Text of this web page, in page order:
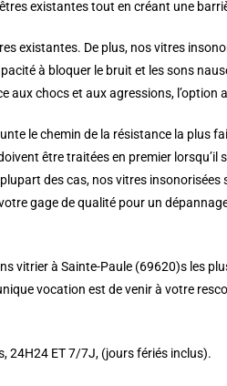
existantes tout en créant une
existantes. De plus, nos vitres
à bloquer le bruit et les sons
aux chocs et aux agressions, l’option
le chemin de la résistance la plus
être traitées en premier lorsqu’il
des cas, nos vitres
gage de qualité pour un
vitrier à Sainte-Paule (69620)s les
vocation est de venir à votre
24H24 ET 7/7J, (jours fériés inclus).